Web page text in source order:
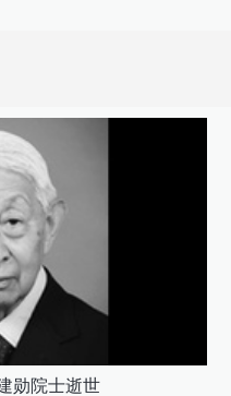
勋院士逝世